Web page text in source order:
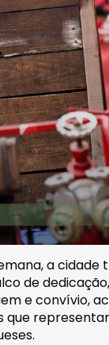
a
de
e convívio,
que